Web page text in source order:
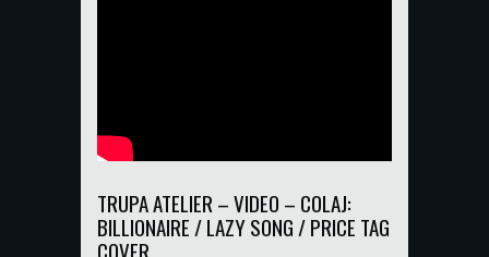
TRUPA ATELIER – VIDEO – COLAJ:
BILLIONAIRE / LAZY SONG / PRICE TAG
COVER